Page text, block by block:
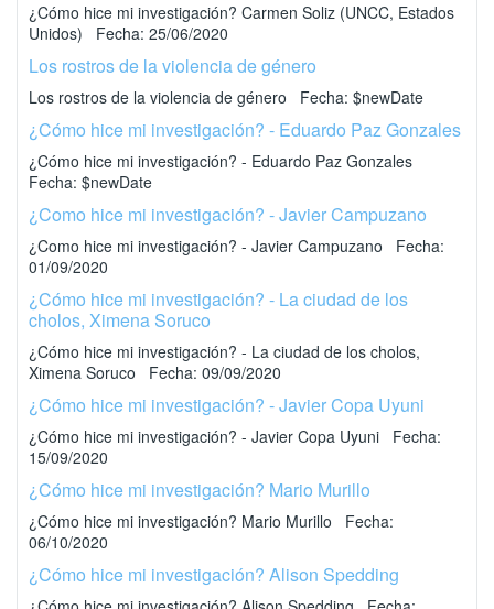
¿Cómo hice mi investigación? Carmen Soliz (UNCC, Estados
Unidos) Fecha: 25/06/2020
Los rostros de la violencia de género
Los rostros de la violencia de género Fecha: $newDate
¿Cómo hice mi investigación? - Eduardo Paz Gonzales
¿Cómo hice mi investigación? - Eduardo Paz Gonzales
Fecha: $newDate
¿Como hice mi investigación? - Javier Campuzano
¿Como hice mi investigación? - Javier Campuzano Fecha:
01/09/2020
¿Cómo hice mi investigación? - La ciudad de los
cholos, Ximena Soruco
¿Cómo hice mi investigación? - La ciudad de los cholos,
Ximena Soruco Fecha: 09/09/2020
¿Cómo hice mi investigación? - Javier Copa Uyuni
¿Cómo hice mi investigación? - Javier Copa Uyuni Fecha:
15/09/2020
¿Cómo hice mi investigación? Mario Murillo
¿Cómo hice mi investigación? Mario Murillo Fecha:
06/10/2020
¿Cómo hice mi investigación? Alison Spedding